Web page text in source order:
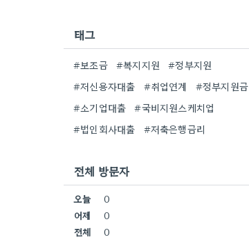
태그
#보조금 #복지지원
#정부지원
#저신용자대출
#취업연계
#정부지원금
#소기업대출
#국비지원스케치업
#법인회사대출
#저축은행금리
전체 방문자
오늘
0
어제
0
전체
0